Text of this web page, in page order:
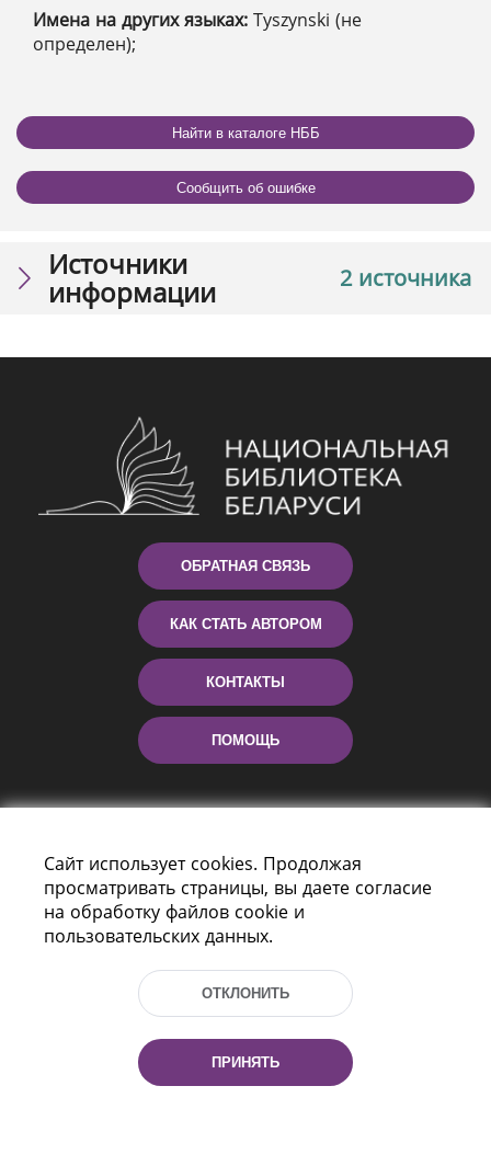
Имена на других языках: Tyszynski (не
определен);
Найти в каталоге НББ
Сообщить об ошибке
2 источника
Источники
информации
ОБРАТНАЯ СВЯЗЬ
КАК СТАТЬ АВТОРОМ
КОНТАКТЫ
ПОМОЩЬ
Пр-т Независимости 116
г. Минск, Республика Беларусь, 220114
Тел.: (+375 17) 368 37 37, Факс: (+375 17)
Эл. почта: inbox@nlb.by
Сайт использует cookies. Продолжая
просматривать страницы, вы даете согласие
на обработку файлов cookie и
пользовательских данных.
ОТКЛОНИТЬ
ПРИНЯТЬ